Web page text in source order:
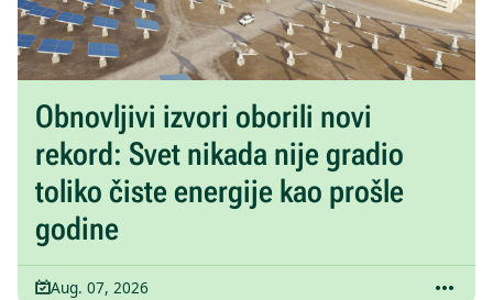
Obnovljivi izvori oborili novi
rekord: Svet nikada nije gradio
toliko čiste energije kao prošle
godine
Aug. 07, 2026